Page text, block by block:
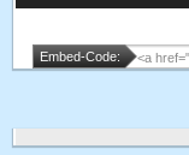
Embed-Code: